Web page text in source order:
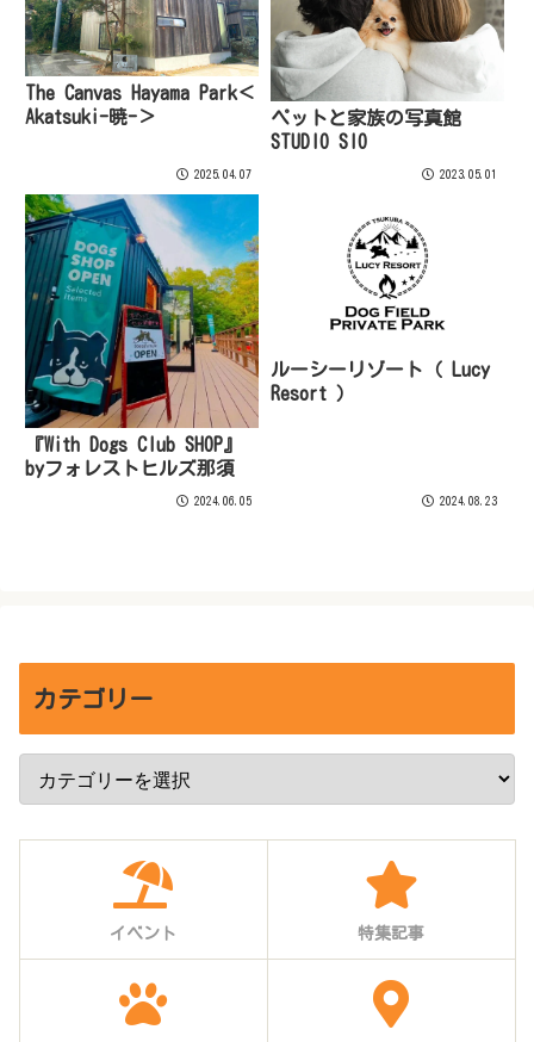
The Canvas Hayama Park＜
Akatsuki-暁-＞
2025.04.07
ペットと家族の写真館
STUDIO SIO
2023.05.01
『With Dogs Club SHOP』
byフォレストヒルズ那須
2024.06.05
ルーシーリゾート（ Lucy
Resort ）
2024.08.23
カテゴリー
イベント 特集記事